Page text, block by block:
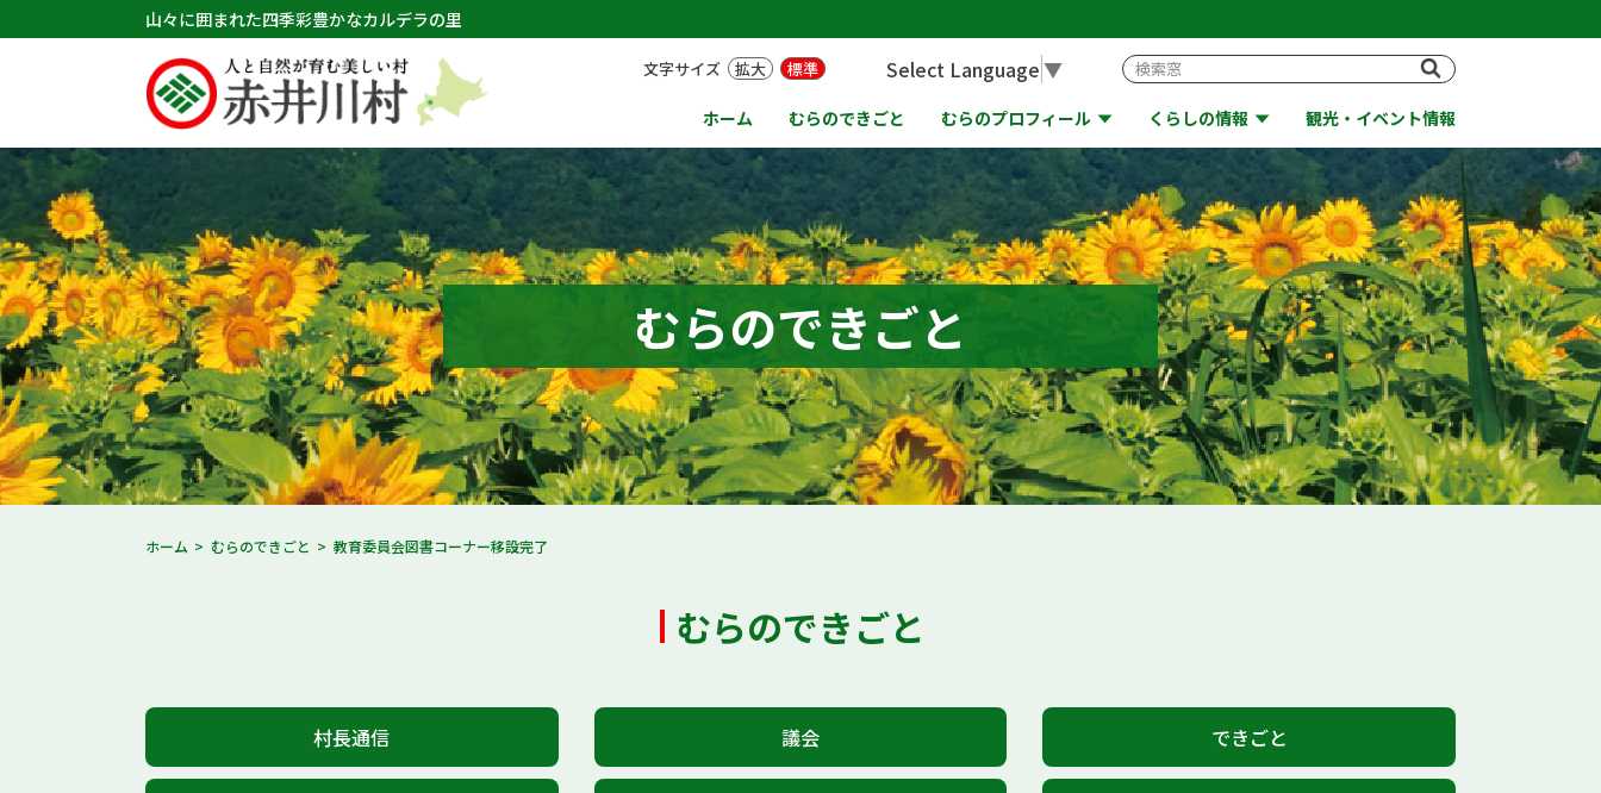
山々に囲まれた四季彩豊かなカルデラの里
ホーム むらのできごと むらのプロフィール くらしの情報 観光・イベント情報
文字サイズ 拡大 標準 Select Language▼
むらのできごと
ホーム むらのできごと 教育委員会図書コーナー移設完了
むらのできごと
村長通信 議会 できごと